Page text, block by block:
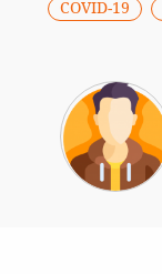
COVID-19